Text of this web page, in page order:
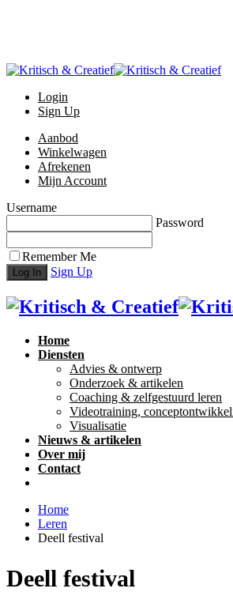
Login
Sign Up
Aanbod
Winkelwagen
Afrekenen
Mijn Account
Username
Password
Remember Me
Sign Up
Home
Diensten
Advies & ontwerp
Onderzoek & artikelen
Coaching & zelfgestuurd leren
Videotraining,
Visualisatie
Nieuws & artikelen
Over mij
Contact
Home
Leren
Deell festival
Deell festival